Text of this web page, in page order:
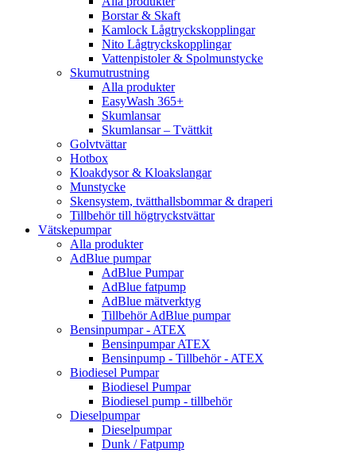
Borstar & Skaft
Kamlock Lågtryckskopplingar
Nito Lågtryckskopplingar
Vattenpistoler & Spolmunstycke
Skumutrustning
Alla produkter
EasyWash 365+
Skumlansar
Skumlansar – Tvättkit
Golvtvättar
Hotbox
Kloakdysor & Kloakslangar
Munstycke
Skensystem, tvätthallsbommar & draperi
Tillbehör till högtryckstvättar
Vätskepumpar
Alla produkter
AdBlue pumpar
AdBlue Pumpar
AdBlue fatpump
AdBlue mätverktyg
Tillbehör AdBlue pumpar
Bensinpumpar - ATEX
Bensinpumpar ATEX
Bensinpump - Tillbehör - ATEX
Biodiesel Pumpar
Biodiesel Pumpar
Biodiesel pump - tillbehör
Dieselpumpar
Dieselpumpar
Dunk / Fatpump